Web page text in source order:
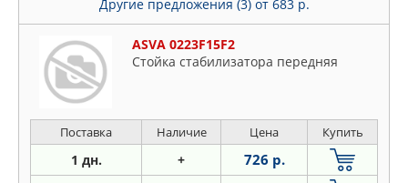
Другие предложения (3) от 683 р.
ASVA 0223F15F2
Стойка стабилизатора передняя
Поставка Наличие Цена Купить
1 дн. + 726 р.